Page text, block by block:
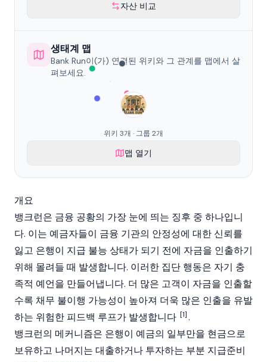
자산 비교
생태계 맵
Bank Run이(가) 연결된 위키와 그 관계를 맵에서 살
펴보세요.
위키 3개 · 그룹 2개
맵 열기
개요
뱅크런은 금융 공황의 가장 눈에 띄는 징후 중 하나입니
다. 이는 예금자들이 금융 기관의 안정성에 대한 신뢰를
잃고 은행이 지급 불능 상태가 되기 전에 자금을 인출하기
위해 몰려들 때 발생합니다. 이러한 집단 행동은 자기 충
족적 예언을 만들어냅니다. 더 많은 고객이 자금을 인출할
수록 채무 불이행 가능성이 높아져 더욱 많은 인출을 유발
하는 위험한 피드백 루프가 발생합니다 [1].
뱅크런의 메커니즘은 은행이 예금의 일부만을 현금으로
보유하고 나머지는 대출하거나 투자하는 부분 지급준비